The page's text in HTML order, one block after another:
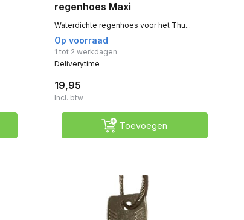
regenhoes Maxi
Waterdichte regenhoes voor het Thu...
Op voorraad
1 tot 2 werkdagen
Deliverytime
19,95
Incl. btw
Toevoegen